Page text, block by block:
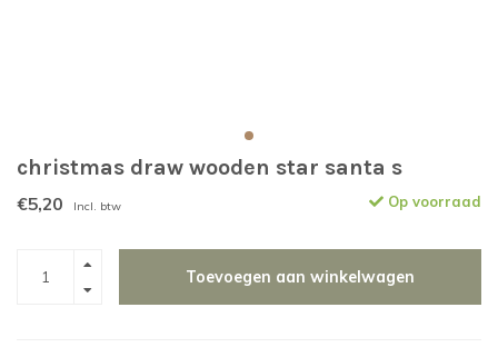
christmas draw wooden star santa s
€5,20 Incl. btw Op voorraad
Toevoegen aan winkelwagen